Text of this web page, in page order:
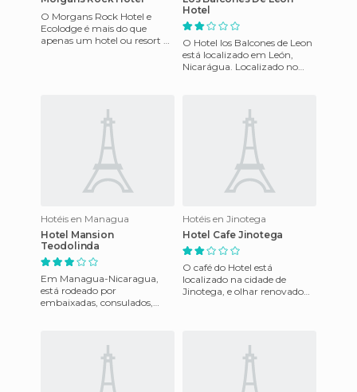
O Morgans Rock Hotel e
Ecolodge é mais do que
apenas um hotel ou resort de
Hotel
O Hotel los Balcones de Leon
está localizado em León,
Nicarágua. Localizado no
Hotéis en Managua
Hotel Mansion
Teodolinda
Em Managua-Nicaragua,
está rodeado por
embaixadas, consulados,
Hotéis en Jinotega
Hotel Cafe Jinotega
O café do Hotel está
localizado na cidade de
Jinotega, e olhar renovado